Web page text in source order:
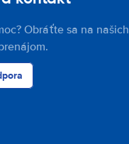
Obráťte sa na našich